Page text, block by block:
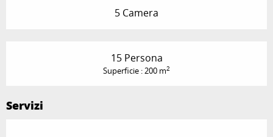
5 Camera
15 Persona
Superficie : 200 m2
Servizi